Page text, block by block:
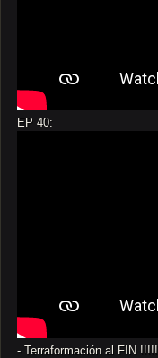
EP 40:
- Terraformación al FIN !!!!!